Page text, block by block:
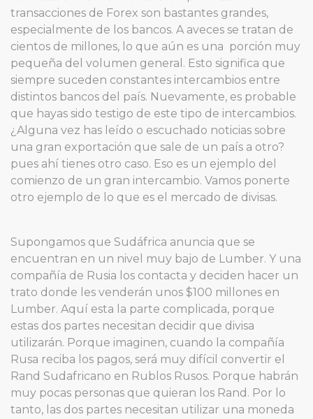
transacciones de Forex son bastantes grandes,
especialmente de los bancos. A aveces se tratan de
cientos de millones, lo que aún es una porción muy
pequeña del volumen general. Esto significa que
siempre suceden constantes intercambios entre
distintos bancos del país. Nuevamente, es probable
que hayas sido testigo de este tipo de intercambios.
¿Alguna vez has leído o escuchado noticias sobre
una gran exportación que sale de un país a otro?
pues ahí tienes otro caso. Eso es un ejemplo del
comienzo de un gran intercambio. Vamos ponerte
otro ejemplo de lo que es el mercado de divisas.
Supongamos que Sudáfrica anuncia que se
encuentran en un nivel muy bajo de Lumber. Y una
compañía de Rusia los contacta y deciden hacer un
trato donde les venderán unos $100 millones en
Lumber. Aquí esta la parte complicada, porque
estas dos partes necesitan decidir que divisa
utilizarán. Porque imaginen, cuando la compañía
Rusa reciba los pagos, será muy difícil convertir el
Rand Sudafricano en Rublos Rusos. Porque habrán
muy pocas personas que quieran los Rand. Por lo
tanto, las dos partes necesitan utilizar una moneda